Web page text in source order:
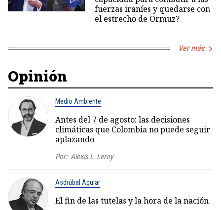
fuerzas iraníes y quedarse con
el estrecho de Ormuz?
Ver más
Opinión
Medio Ambiente
Antes del 7 de agosto: las decisiones
climáticas que Colombia no puede seguir
aplazando
Por: Alexis L. Leroy
Asdrúbal Aguiar
El fin de las tutelas y la hora de la nación